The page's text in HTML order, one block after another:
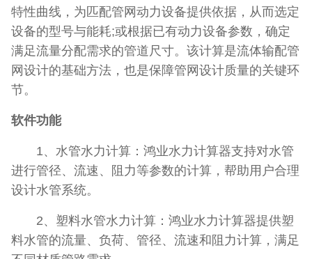
特性曲线，为匹配管网动力设备提供依据，从而选定
设备的型号与能耗;或根据已有动力设备参数，确定
满足流量分配需求的管道尺寸。该计算是流体输配管
网设计的基础方法，也是保障管网设计质量的关键环
节。
软件功能
1、水管水力计算：鸿业水力计算器支持对水管
进行管径、流速、阻力等参数的计算，帮助用户合理
设计水管系统。
2、塑料水管水力计算：鸿业水力计算器提供塑
料水管的流量、负荷、管径、流速和阻力计算，满足